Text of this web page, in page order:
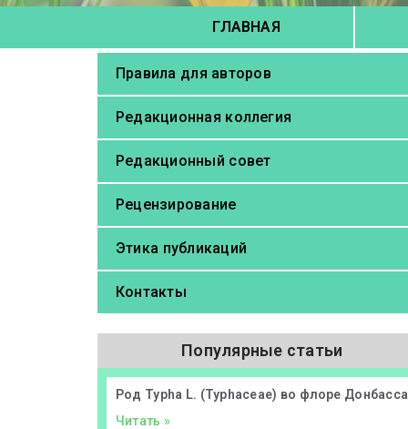
ГЛАВНАЯ
Правила для авторов
Редакционная коллегия
Редакционный совет
Рецензирование
Этика публикаций
Контакты
Популярные статьи
Род Typha L. (Typhaceae) во флоре Донбасса
Читать »